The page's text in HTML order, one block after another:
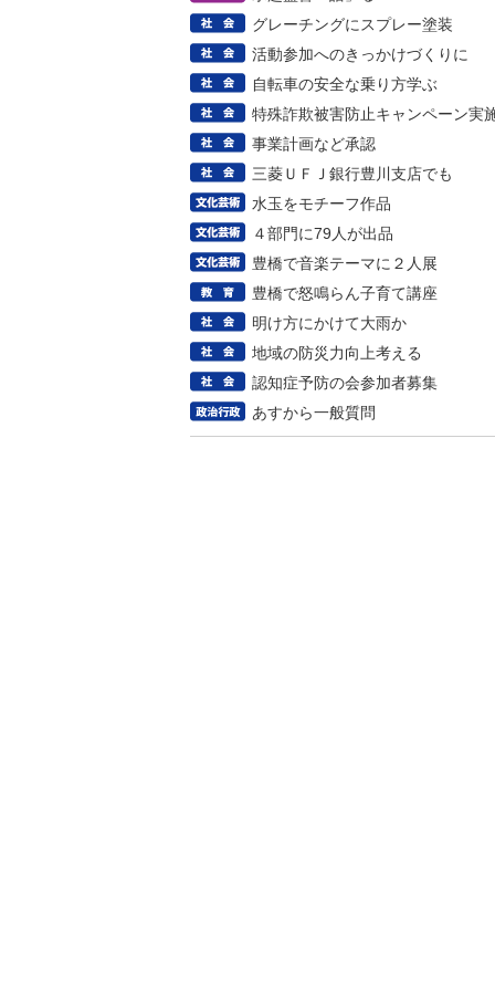
グレーチングにスプレー塗装
活動参加へのきっかけづくりに
自転車の安全な乗り方学ぶ
特殊詐欺被害防止キャンペーン実
事業計画など承認
三菱ＵＦＪ銀行豊川支店でも
水玉をモチーフ作品
４部門に79人が出品
豊橋で音楽テーマに２人展
豊橋で怒鳴らん子育て講座
明け方にかけて大雨か
地域の防災力向上考える
認知症予防の会参加者募集
あすから一般質問